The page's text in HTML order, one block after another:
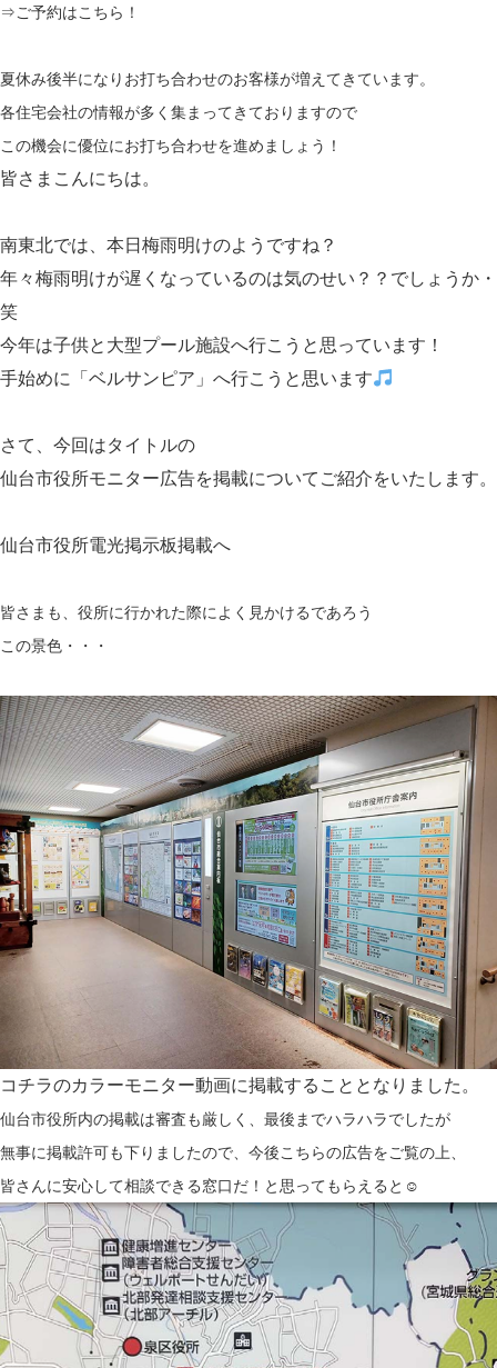
⇒ご予約はこちら！
夏休み後半になりお打ち合わせのお客様が増えてきています。
各住宅会社の情報が多く集まってきておりますので
この機会に優位にお打ち合わせを進めましょう！
皆さまこんにちは。
南東北では、本日梅雨明けのようですね？
年々梅雨明けが遅くなっているのは気のせい？？でしょうか・
笑
今年は子供と大型プール施設へ行こうと思っています！
手始めに「ベルサンピア」へ行こうと思います
さて、今回はタイトルの
仙台市役所モニター広告を掲載について ご紹介をいたします。
仙台市役所電光掲示板掲載へ
皆さまも、役所に行かれた際によく見かけるであろう
この景色・・・
コチラのカラーモニター動画に掲載することとなりました。
仙台市役所内の掲載は審査も厳しく、最後までハラハラでしたが
無事に掲載許可も下りましたので、今後こちらの広告をご覧の上、
皆さんに安心して相談できる窓口だ！と思ってもらえると☺